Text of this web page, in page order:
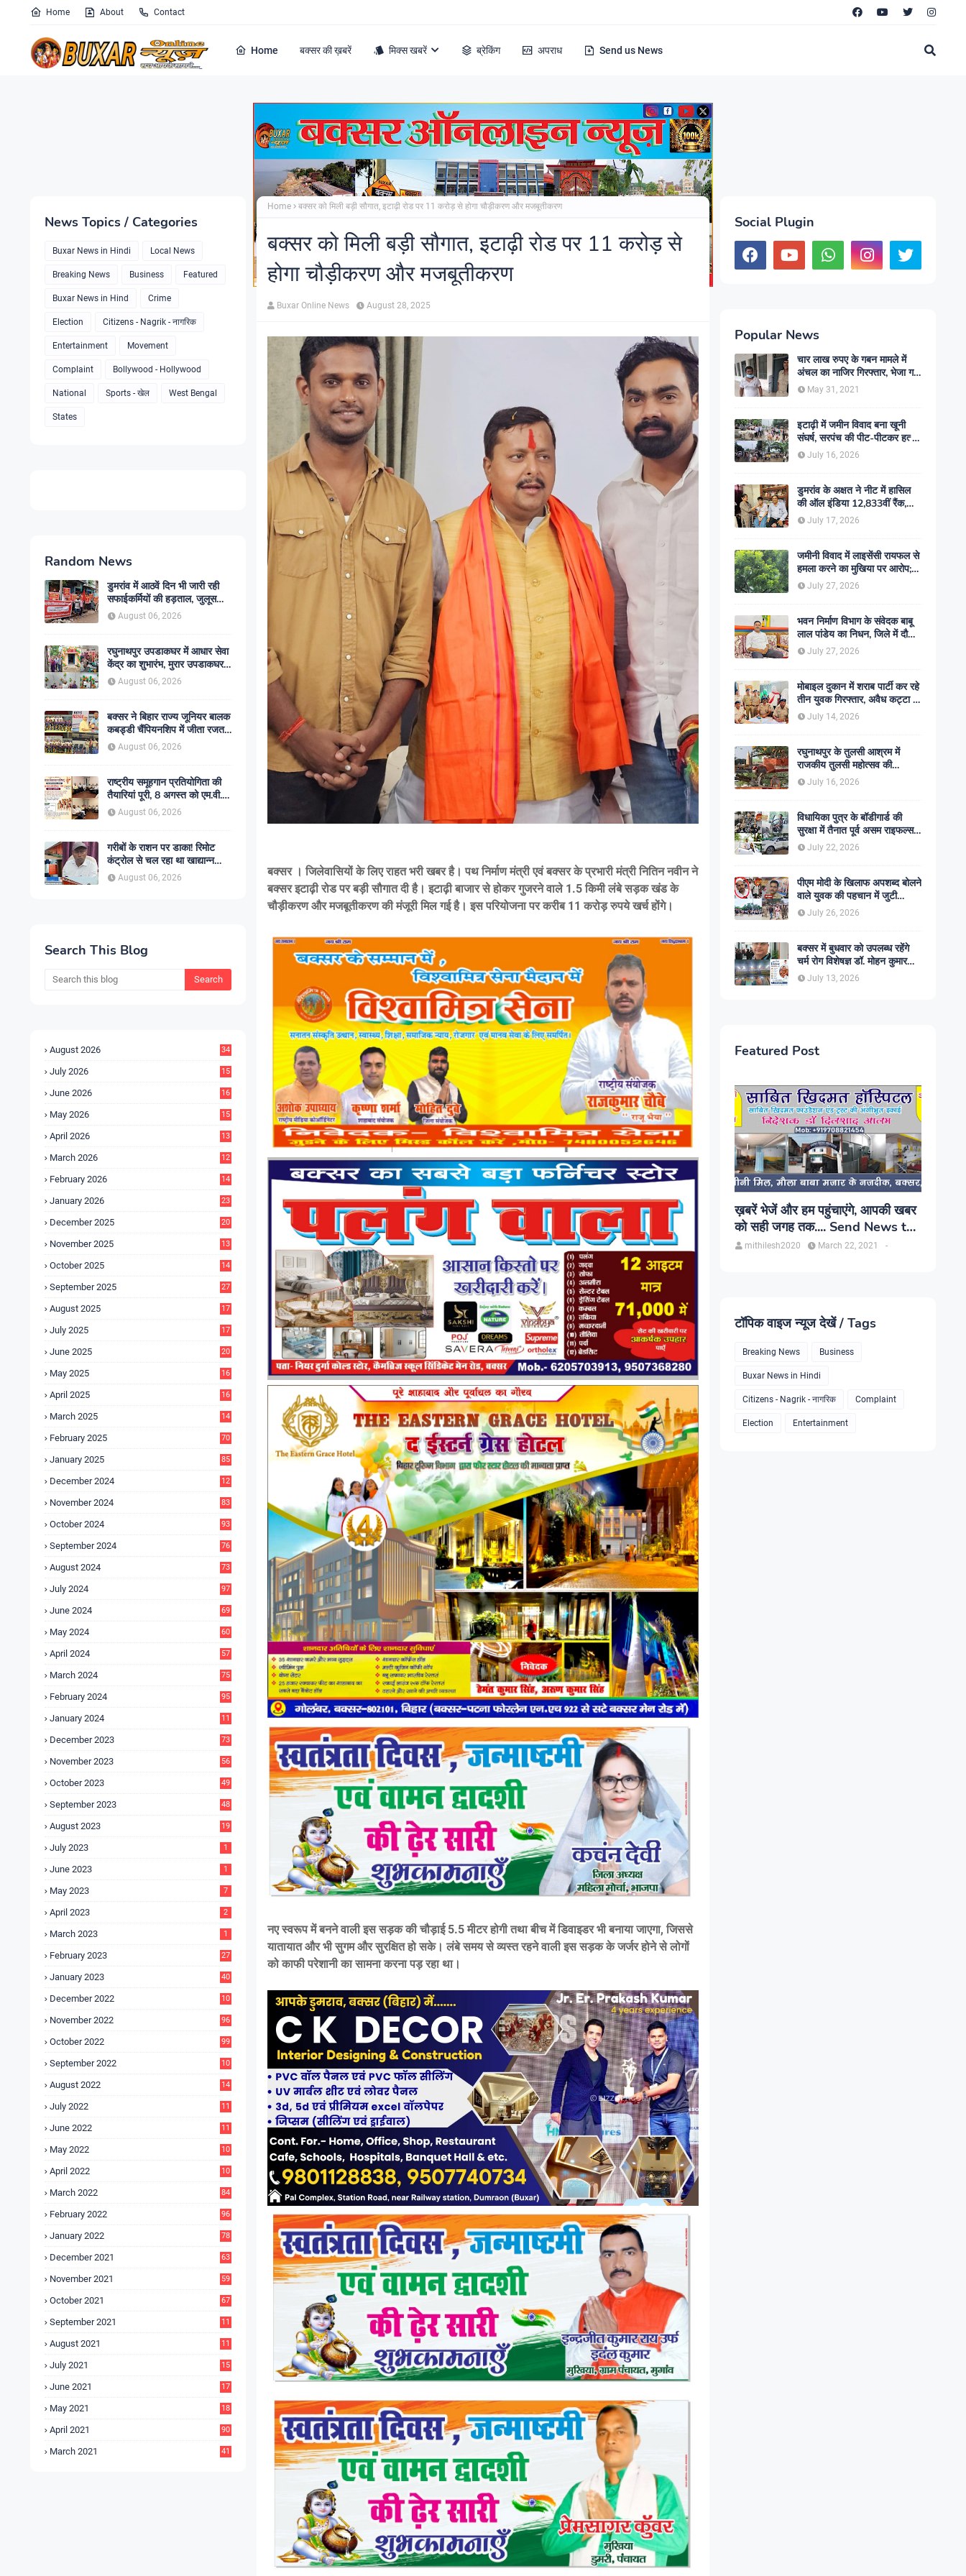
Home About Contact
Home बक्सर की ख़बरें मिक्स खबरें ब्रेकिंग अपराध Send us News
News Topics / Categories
Buxar News in Hindi Local News
Breaking News Business Featured
Buxar News in Hind Crime
Election Citizens - Nagrik - नागरिक
Entertainment Movement
Complaint Bollywood - Hollywood
National Sports - खेल West Bengal
States
Random News
डुमरांव में आठवें दिन भी जारी रही
सफाईकर्मियों की हड़ताल, जुलूस
निकाल सरकार के खिलाफ किया
प्रदर्शन
August 06, 2026
रघुनाथपुर उपडाकघर में आधार सेवा
केंद्र का शुभारंभ, मुरार उपडाकघर
नए भवन में हुआ स्थानांतरित
August 06, 2026
बक्सर ने बिहार राज्य जूनियर बालक
कबड्डी चैंपियनशिप में जीता रजत
पदक, रोमांचक फाइनल में सारण से
49-45 से हारा
August 06, 2026
राष्ट्रीय समूहगान प्रतियोगिता की
तैयारियां पूरी, 8 अगस्त को एम.वी.
कॉलेज में गूंजेंगे देशभक्ति के स्वर
August 06, 2026
गरीबों के राशन पर डाका! रिमोट
कंट्रोल से चल रहा था खाद्यान्न
चोरी का खेल! सिमरी गोदाम कांड में
एजीएम हटे, ट्रांसपोर्टर पर शिकंजा,
August 06, 2026
Search This Blog
August 2026 34
July 2026
15
June 2026
16
May 2026
15
April 2026
13
March 2026
12
February 2026
14
January 2026
23
December 2025
20
November 2025
13
October 2025
14
September 2025
27
August 2025
17
July 2025
17
June 2025
20
May 2025
16
April 2025
16
March 2025
14
February 2025 70
January 2025 85
December 2024
12
November 2024 83
October 2024 93
September 2024 76
August 2024 73
July 2024 97
June 2024 69
May 2024 60
April 2024 57
March 2024 75
February 2024 95
January 2024
11
December 2023 73
November 2023 56
October 2023 49
September 2023 48
August 2023 19
July 2023 1
June 2023 1
May 2023 7
April 2023 2
March 2023 1
February 2023 27
January 2023 40
December 2022
10
November 2022 96
October 2022 99
September 2022
10
August 2022
14
July 2022
11
June 2022
11
May 2022
10
April 2022
10
March 2022 84
February 2022 96
January 2022 78
December 2021 63
November 2021 59
October 2021 67
September 2021
11
August 2021
11
July 2021
15
June 2021
17
May 2021
18
April 2021 90
March 2021 41
Home बक्सर को मिली बड़ी सौगात, इटाढ़ी रोड पर 11 करोड़ से होगा चौड़ीकरण और मजबूतीकरण
बक्सर को मिली बड़ी सौगात, इटाढ़ी रोड पर 11 करोड़ से
होगा चौड़ीकरण और मजबूतीकरण
Buxar Online News August 28, 2025
बक्सर । जिलेवासियों के लिए राहत भरी खबर है। पथ निर्माण मंत्री एवं बक्सर के प्रभारी मंत्री नितिन नवीन ने
बक्सर इटाढ़ी रोड पर बड़ी सौगात दी है। इटाढ़ी बाजार से होकर गुजरने वाले 1.5 किमी लंबे सड़क खंड के
चौड़ीकरण और मजबूतीकरण की मंजूरी मिल गई है। इस परियोजना पर करीब 11 करोड़ रुपये खर्च होंगे।
नए स्वरूप में बनने वाली इस सड़क की चौड़ाई 5.5 मीटर होगी तथा बीच में डिवाइडर भी बनाया जाएगा, जिससे
यातायात और भी सुगम और सुरक्षित हो सके। लंबे समय से व्यस्त रहने वाली इस सड़क के जर्जर होने से लोगों
को काफी परेशानी का सामना करना पड़ रहा था।
Social Plugin
Popular News
चार लाख रुपए के गबन मामले में
अंचल का नाजिर गिरफ्तार, भेजा गया
जेल- sent jail
May 31, 2021
इटाढ़ी में जमीन विवाद बना खूनी
संघर्ष, सरपंच की पीट-पीटकर हत्या;
दो बेटे घायल, सड़क जाम
July 16, 2026
डुमरांव के अक्षत ने नीट में हासिल
की ऑल इंडिया 12,833वीं रैंक,
ऑनलाइन पढ़ाई से रचा सफलता का
इतिहास
July 17, 2026
जमीनी विवाद में लाइसेंसी रायफल से
हमला करने का मुखिया पर आरोप;
मामले की जांच में जुटी पुलिस
July 27, 2026
भवन निर्माण विभाग के संवेदक बाबू
लाल पांडेय का निधन, जिले में दौड़ी
शोक की लहर
July 27, 2026
मोबाइल दुकान में शराब पार्टी कर रहे
तीन युवक गिरफ्तार, अवैध कट्टा व
कारतूस बरामद
July 14, 2026
रघुनाथपुर के तुलसी आश्रम में
राजकीय तुलसी महोत्सव की
अनुशंसा, बीडीओ ने भेजी
सकारात्मक रिपोर्ट
July 16, 2026
विधायिका पुत्र के बॉडीगार्ड की
सुरक्षा में तैनात पूर्व असम राइफल्स
जवान की गोली मारकर हत्या,
सहकर्मी अंगरक्षक गिरफ्तार
July 22, 2026
पीएम मोदी के खिलाफ अपशब्द बोलने
वाले युवक की पहचान में जुटी
पुलिस, बक्सर एसपी ने दिए सख्त
कार्रवाई के संकेत
July 26, 2026
बक्सर में बुधवार को उपलब्ध रहेंगे
चर्म रोग विशेषज्ञ डॉ. मोहन कुमार
सिंह, प्रकाश यूरो क्लिनिक में होगा
परामर्श
July 13, 2026
Featured Post
ख़बरें भेजें और हम पहुंचाएंगे, आपकी खबर
को सही जगह तक.... Send News to
us!mithilesh2020 -
March 22, 2021
टॉपिक वाइज न्यूज देखें / Tags
Breaking News Business
Buxar News in Hindi
Citizens - Nagrik - नागरिक Complaint
Election Entertainment